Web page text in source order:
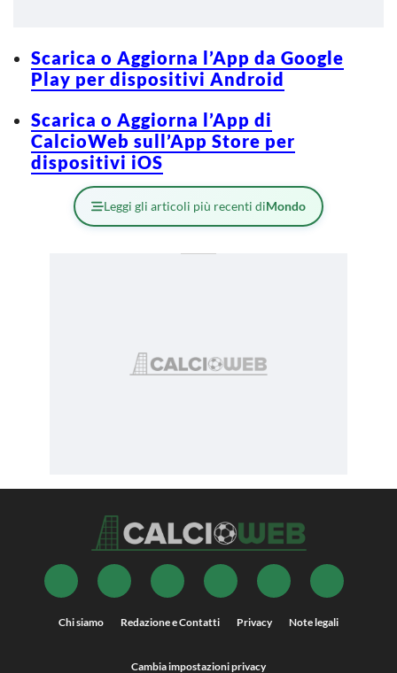
Scarica o Aggiorna l’App da Google
Play per dispositivi Android
Scarica o Aggiorna l’App di
CalcioWeb sull’App Store per
dispositivi iOS
Leggi gli articoli più recenti diMondo
Chi siamo Redazione e Contatti Privacy Note legali
Cambia impostazioni privacy